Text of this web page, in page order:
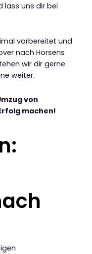
lass uns dir bei
vorbereitet und
nach Horsens
wir dir gerne
weiter.
von
machen!